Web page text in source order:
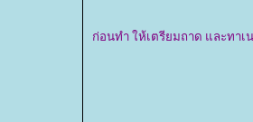
ก่อนทำ ให้เตรียมถาด และทาเ